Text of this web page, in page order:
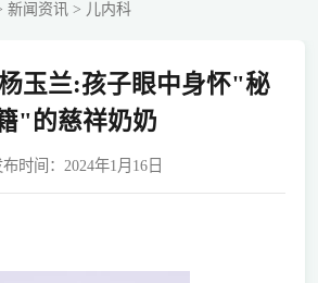
新闻资讯> 儿内科
玉兰:孩子眼中身怀"秘
"的慈祥奶奶
时间：2024年1月16日